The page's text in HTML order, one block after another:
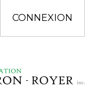
CONNEXION